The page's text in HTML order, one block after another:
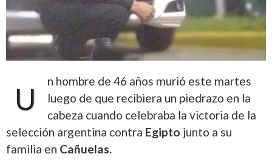
U
n hombre de 46 años murió este martes
luego de que recibiera un piedrazo en la
cabeza cuando celebraba la victoria de la
selección argentina contra Egipto junto a su
familia en Cañuelas.